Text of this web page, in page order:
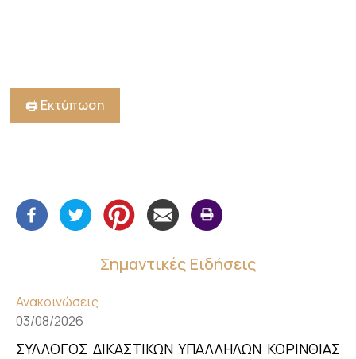
Σημαντικές Ειδήσεις
Ανακοινώσεις
03/08/2026
ΣΥΛΛΟΓΟΣ ΔΙΚΑΣΤΙΚΩΝ ΥΠΑΛΛΗΛΩΝ ΚΟΡΙΝΘΙΑΣ
🖨️ Εκτύπωση